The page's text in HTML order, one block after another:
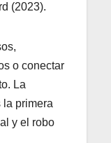
(2023).
o conectar
La
la primera
y el robo